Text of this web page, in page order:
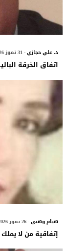
د. علي حجازي- 31 تموز 2026
اتفاق الخرقة
هيام وهبي- 26 تموز 2026
إتفاقية من لا